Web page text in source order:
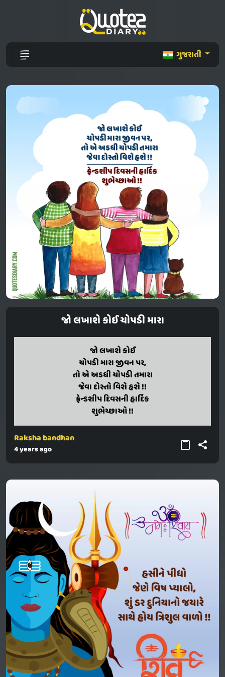
ગુજરાતી
જો લખાશે કોઈ ચોપડી મારા
જો લખાશે કોઈ
ચોપડી મારા જીવન પર,
તો એ અડધી ચોપડી તમારા
જેવા દોસ્તો વિશે હશે !!
ફ્રેન્ડશીપ દિવસની હાર્દિક
શુભેચ્છાઓ !!
jo lakhashe koi
chopadi mar jivan par,
to e adadhi chopadi tamar
jev dosto vishe hashe !!
friendship divasani hardik
shubhecchao !!
Raksha bandhan
4 years ago